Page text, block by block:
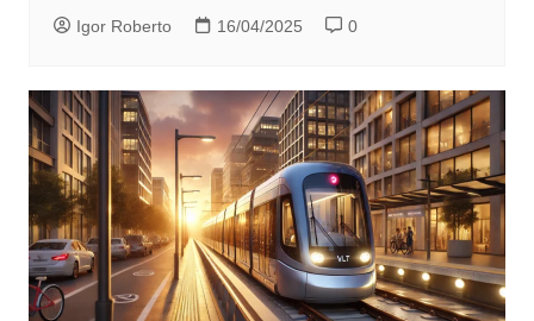
Igor Roberto 16/04/2025 0